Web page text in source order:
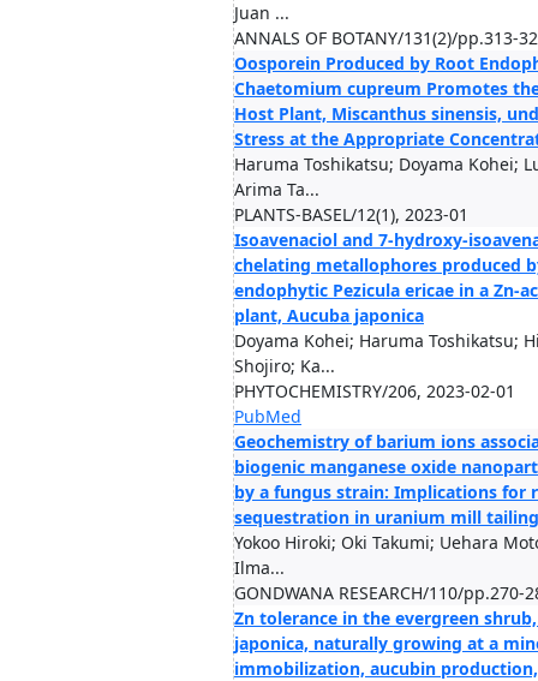
Juan ...
ANNALS OF BOTANY/131(2)/pp.313-
Oosporein Produced by Root
Chaetomium cupreum Promotes
Host Plant, Miscanthus sinensis,
Stress at the Appropriate
Haruma Toshikatsu; Doyama Kohei;
Arima Ta...
PLANTS-BASEL/12(1), 2023-01
Isoavenaciol and 7-hydroxy-
chelating metallophores produced
endophytic Pezicula ericae in a Zn-
plant, Aucuba japonica
Doyama Kohei; Haruma Toshikatsu;
Shojiro; Ka...
PHYTOCHEMISTRY/206, 2023-02-01
PubMed
Geochemistry of barium ions
biogenic manganese oxide
by a fungus strain: Implications for
sequestration in uranium mill
Yokoo Hiroki; Oki Takumi; Uehara
Ilma...
GONDWANA RESEARCH/110/pp.270-
Zn tolerance in the evergreen
japonica, naturally growing at a
immobilization, aucubin